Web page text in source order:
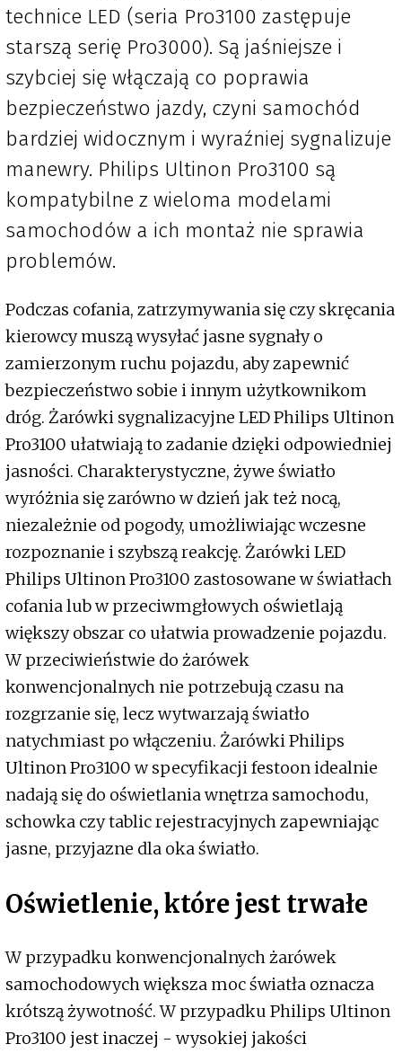
technice LED (seria Pro3100 zastępuje
starszą serię Pro3000). Są jaśniejsze i
szybciej się włączają co poprawia
bezpieczeństwo jazdy, czyni samochód
bardziej widocznym i wyraźniej sygnalizuje
manewry. Philips Ultinon Pro3100 są
kompatybilne z wieloma modelami
samochodów a ich montaż nie sprawia
problemów.
Podczas cofania, zatrzymywania się czy skręcania
kierowcy muszą wysyłać jasne sygnały o
zamierzonym ruchu pojazdu, aby zapewnić
bezpieczeństwo sobie i innym użytkownikom
dróg. Żarówki sygnalizacyjne LED Philips Ultinon
Pro3100 ułatwiają to zadanie dzięki odpowiedniej
jasności. Charakterystyczne, żywe światło
wyróżnia się zarówno w dzień jak też nocą,
niezależnie od pogody, umożliwiając wczesne
rozpoznanie i szybszą reakcję. Żarówki LED
Philips Ultinon Pro3100 zastosowane w światłach
cofania lub w przeciwmgłowych oświetlają
większy obszar co ułatwia prowadzenie pojazdu.
W przeciwieństwie do żarówek
konwencjonalnych nie potrzebują czasu na
rozgrzanie się, lecz wytwarzają światło
natychmiast po włączeniu. Żarówki Philips
Ultinon Pro3100 w specyfikacji festoon idealnie
nadają się do oświetlania wnętrza samochodu,
schowka czy tablic rejestracyjnych zapewniając
jasne, przyjazne dla oka światło.
Oświetlenie, które jest trwałe
W przypadku konwencjonalnych żarówek
samochodowych większa moc światła oznacza
krótszą żywotność. W przypadku Philips Ultinon
Pro3100 jest inaczej - wysokiej jakości